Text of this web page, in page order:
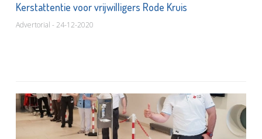
Kerstattentie voor vrijwilligers Rode Kruis
Advertorial - 24-12-2020